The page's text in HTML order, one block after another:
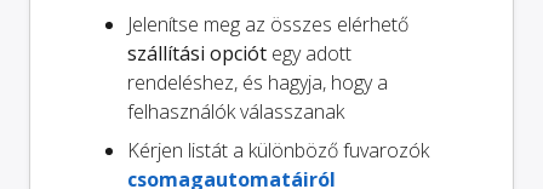
Jelenítse meg az összes elérhető
szállítási opciót egy adott
rendeléshez, és hagyja, hogy a
felhasználók válasszanak
Kérjen listát a különböző fuvarozók
csomagautomatáiról